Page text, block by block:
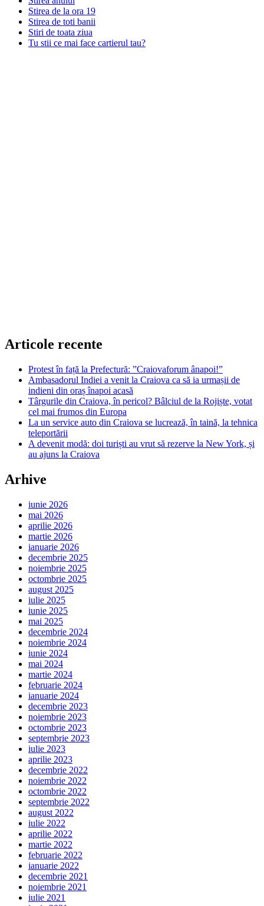
Stirea de la ora 19
Stirea de toti banii
Stiri de toata ziua
Tu stii ce mai face cartierul tau?
Articole recente
Protest în față la Prefectură: ”Craiovaforum ânapoi!”
Ambasadorul Indiei a venit la Craiova ca să ia urmașii de
indieni din oraș înapoi acasă
Târgurile din Craiova, în pericol? Bâlciul de la Rojiște, votat
cel mai frumos din Europa
La un service auto din Craiova se lucrează, în taină, la tehnica
teleportării
A devenit modă: doi turiști au vrut să rezerve la New York, și
au ajuns la Craiova
Arhive
iunie 2026
mai 2026
aprilie 2026
martie 2026
ianuarie 2026
decembrie 2025
noiembrie 2025
octombrie 2025
august 2025
iulie 2025
iunie 2025
mai 2025
decembrie 2024
noiembrie 2024
iunie 2024
mai 2024
martie 2024
februarie 2024
ianuarie 2024
decembrie 2023
noiembrie 2023
octombrie 2023
septembrie 2023
iulie 2023
aprilie 2023
decembrie 2022
noiembrie 2022
octombrie 2022
septembrie 2022
august 2022
iulie 2022
aprilie 2022
martie 2022
februarie 2022
ianuarie 2022
decembrie 2021
noiembrie 2021
iulie 2021